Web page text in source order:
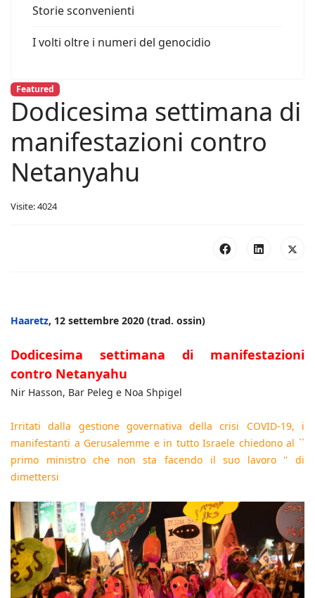
Storie sconvenienti
I volti oltre i numeri del genocidio
Featured
Dodicesima settimana di
manifestazioni contro
Netanyahu
Visite: 4024
Haaretz, 12 settembre 2020 (trad. ossin)
Dodicesima settimana di manifestazioni
contro Netanyahu
Nir Hasson, Bar Peleg e Noa Shpigel
Irritati dalla gestione governativa della crisi COVID-19, i
manifestanti a Gerusalemme e in tutto Israele chiedono al ``
primo ministro che non sta facendo il suo lavoro '' di
dimettersi